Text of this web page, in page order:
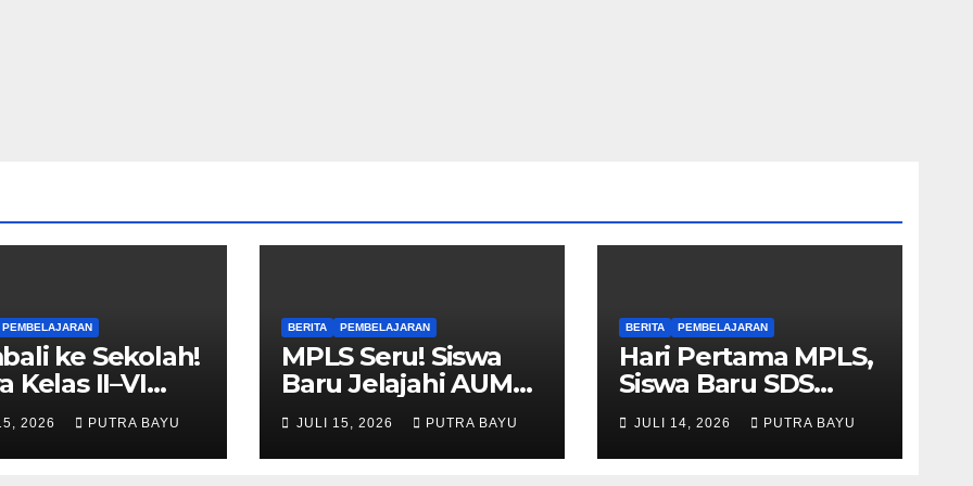
PEMBELAJARAN
ke Sekolah!
Kelas II–VI
Tahun Ajaran
2026 PUTRA BAYU
BERITA PEMBELAJARAN
MPLS Seru! Siswa
Baru Jelajahi AUM
Cileungsi
JULI 15, 2026 PUTRA BAYU
BERITA PEMBELAJARAN
Hari Pertama MPLS,
Siswa Baru SDS
Muhammadiyah 03
Cileungsi Antusias
Ikuti Berbagai
JULI 14, 2026 PUTRA BAYU